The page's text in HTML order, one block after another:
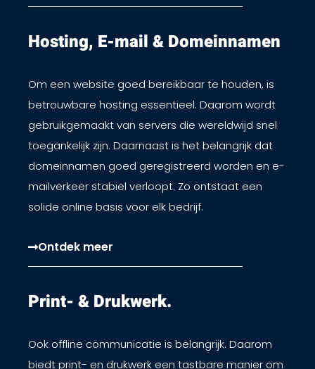
Hosting, E-mail & Domeinnamen​
Om een website goed bereikbaar te houden, is
betrouwbare hosting essentieel. Daarom wordt
gebruikgemaakt van servers die wereldwijd snel
toegankelijk zijn. Daarnaast is het belangrijk dat
domeinnamen goed geregistreerd worden en e-
mailverkeer stabiel verloopt. Zo ontstaat een
solide online basis voor elk bedrijf.
Ontdek meer
Print- & Drukwerk.​
Ook offline communicatie is belangrijk. Daarom
biedt print- en drukwerk een tastbare manier om